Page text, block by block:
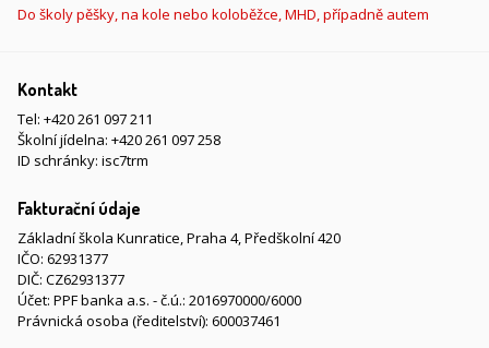
Do školy pěšky, na kole nebo koloběžce, MHD, případně autem
Kontakt
Tel: +420 261 097 211
Školní jídelna: +420 261 097 258
ID schránky: isc7trm
Fakturační údaje
Základní škola Kunratice, Praha 4, Předškolní 420
IČO: 62931377
DIČ: CZ62931377
Účet: PPF banka a.s. - č.ú.: 2016970000/6000
Právnická osoba (ředitelství): 600037461